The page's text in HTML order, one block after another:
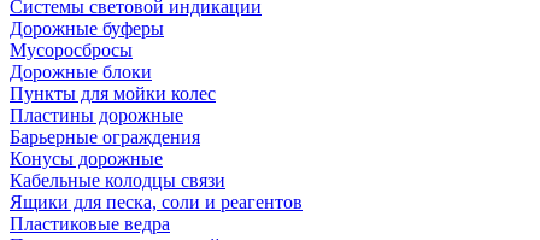
Системы световой индикации
Дорожные буферы
Мусоросбросы
Дорожные блоки
Пункты для мойки колес
Пластины дорожные
Барьерные ограждения
Конусы дорожные
Кабельные колодцы связи
Ящики для песка, соли и реагентов
Пластиковые ведра